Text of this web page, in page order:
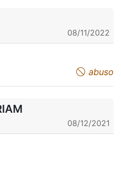
08/11/2022
appreciate abuso
08/12/2021